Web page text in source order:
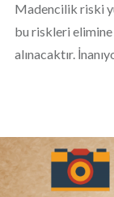
Madencilik riski
bu riskleri
alınacaktır.